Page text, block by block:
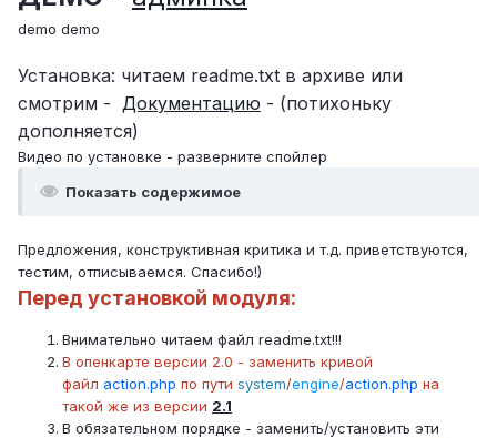
demo demo
Установка: читаем readme.txt в архиве или
смотрим - Документацию - (потихоньку
дополняется)
Видео по установке - разверните спойлер
Показать содержимое
Предложения, конструктивная критика и т.д. приветствуются,
тестим, отписываемся. Спасибо!)
Перед установкой модуля:
Внимательно читаем файл readme.txt!!!
В опенкарте версии 2.0 - заменить кривой
файл action.php по пути system/engine/action.php на
такой же из версии 2.1
В обязательном порядке - заменить/установить эти